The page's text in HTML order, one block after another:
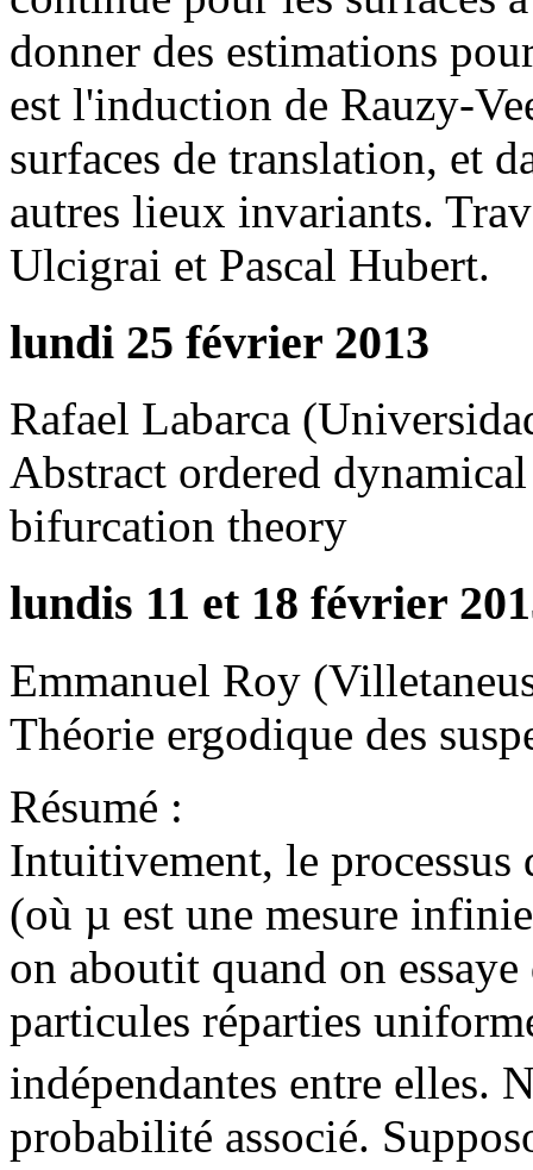
donner des estimations
est l'induction de Rauzy-
surfaces de translation, et
autres lieux invariants.
Ulcigrai et Pascal Hubert.
lundi 25 février 2013
Rafael Labarca
Abstract ordered
bifurcation theory
lundis 11 et 18 février
Emmanuel Roy
Théorie ergodique des
Résumé :
Intuitivement, le processus
(où µ est une mesure
on aboutit quand on
particules réparties
indépendantes entre elles.
probabilité associé.